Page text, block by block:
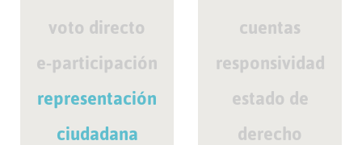
voto directo
e-participación
representación
ciudadana
cuentas
responsividad
estado de
derecho